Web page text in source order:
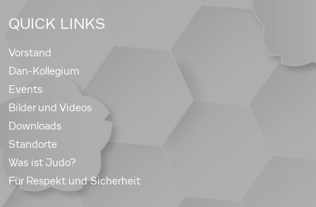
QUICK LINKS
Vorstand
Dan-Kollegium
Events
Bilder und Videos
Downloads
Standorte
Was ist Judo?
Für Respekt und Sicherheit